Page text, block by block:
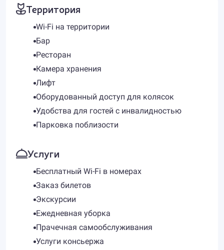
Территория
Wi-Fi на территории
Бар
Ресторан
Камера хранения
Лифт
Оборудованный доступ для колясок
Удобства для гостей с инвалидностью
Парковка поблизости
Услуги
Бесплатный Wi-Fi в номерах
Заказ билетов
Экскурсии
Ежедневная уборка
Прачечная самообслуживания
Услуги консьержа